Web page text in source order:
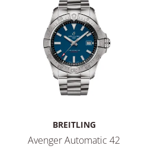
BREITLING
Avenger Automatic 42